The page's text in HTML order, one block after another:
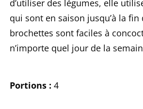
d’utiliser des légumes, elle
qui sont en saison jusqu’à la fin
brochettes sont faciles à
n’importe quel jour de la
Portions : 4